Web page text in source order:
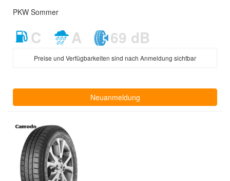
PKW Sommer
C A 69 dB
Preise und Verfügbarkeiten sind nach Anmeldung sichtbar
Neuanmeldung